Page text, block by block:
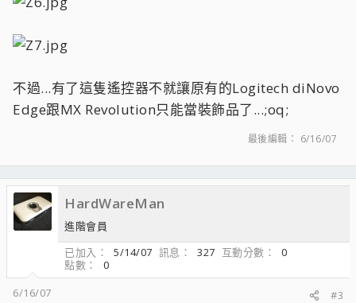
不過...有了這隻遙控器不就讓原有的Logitech diNovo
Edge跟MX Revolution只能當裝飾品了...;oq;
最後編輯： 6/16/07
HardWareMan
進階會員
已加入
5/14/07 訊息 327 互動分數
0
點數
0
6/16/07
#3